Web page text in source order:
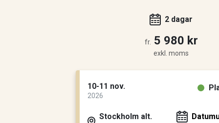
2 dagar
fr. 5 980 kr
exkl. moms
10-11 nov.
2026
Stockholm alt.